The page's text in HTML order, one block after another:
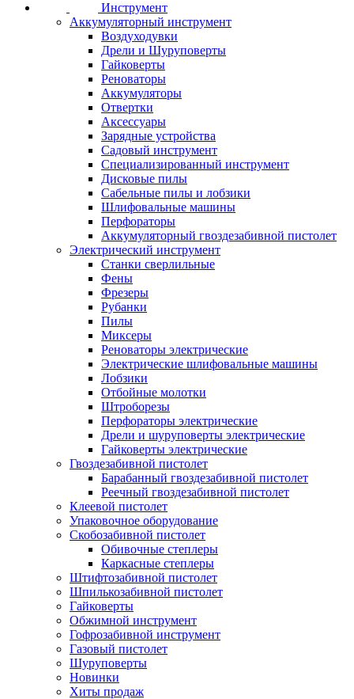
Инструмент
Аккумуляторный инструмент
Воздуходувки
Дрели и Шуруповерты
Гайковерты
Реноваторы
Аккумуляторы
Отвертки
Аксессуары
Зарядные устройства
Садовый инструмент
Специализированный инструмент
Дисковые пилы
Сабельные пилы и лобзики
Шлифовальные машины
Перфораторы
Аккумуляторный гвоздезабивной пистолет
Электрический инструмент
Станки сверлильные
Фены
Фрезеры
Рубанки
Пилы
Миксеры
Реноваторы электрические
Электрические шлифовальные машины
Лобзики
Отбойные молотки
Штроборезы
Перфораторы электрические
Дрели и шуруповерты электрические
Гайковерты электрические
Гвоздезабивной пистолет
Барабанный гвоздезабивной пистолет
Реечный гвоздезабивной пистолет
Клеевой пистолет
Упаковочное оборудование
Скобозабивной пистолет
Обивочные степлеры
Каркасные степлеры
Штифтозабивной пистолет
Шпилькозабивной пистолет
Гайковерты
Обжимной инструмент
Гофрозабивной инструмент
Газовый пистолет
Шуруповерты
Новинки
Хиты продаж